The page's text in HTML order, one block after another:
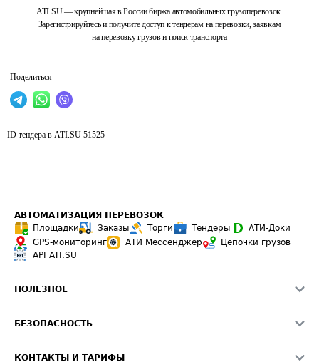
ATI.SU — крупнейшая в России биржа автомобильных грузоперевозок.
Зарегистрируйтесь и получите доступ к тендерам на перевозки, заявкам
на перевозку грузов и поиск транспорта
Поделиться
ID тендера в ATI.SU 51525
АВТОМАТИЗАЦИЯ ПЕРЕВОЗОК
Площадки
Заказы Торги Тендеры
АТИ-Доки
GPS-мониторинг
АТИ Мессенджер
Цепочки грузов
API ATI.SU
ПОЛЕЗНОЕ
Звезды ATI.SU на вашем сайте
БЕЗОПАСНОСТЬ
КОНТАКТЫ И ТАРИФЫ